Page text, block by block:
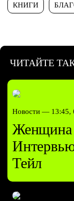
КНИГИ
ЧИТАЙТЕ
Новости — 13:45,
Тейл